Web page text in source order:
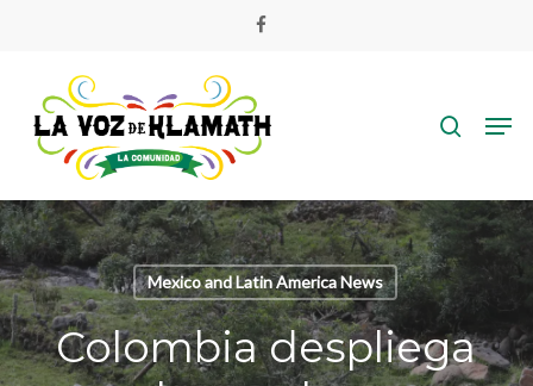
content
facebook
Mexico and Latin America News
Colombia despliega